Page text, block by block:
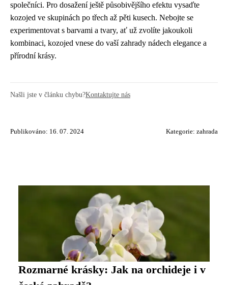
společníci. Pro dosažení ještě působivějšího efektu vysaďte
kozojed ve skupinách po třech až pěti kusech. Nebojte se
experimentovat s barvami a tvary, ať už zvolíte jakoukoli
kombinaci, kozojed vnese do vaší zahrady nádech elegance a
přírodní krásy.
Našli jste v článku chybu?Kontaktujte nás
Publikováno: 16. 07. 2024 Kategorie: zahrada
Rozmarné krásky: Jak na orchideje i v